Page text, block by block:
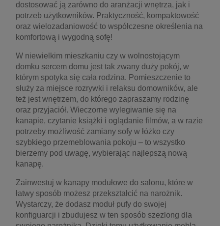
dostosować ją zarówno do aranżacji wnętrza, jak i
potrzeb użytkowników. Praktyczność, kompaktowość
oraz wielozadaniowość to współczesne określenia na
komfortową i wygodną sofę!
W niewielkim mieszkaniu czy w wolnostojącym
domku sercem domu jest tak zwany duży pokój, w
którym spotyka się cała rodzina. Pomieszczenie to
służy za miejsce rozrywki i relaksu domowników, ale
też jest wnętrzem, do którego zapraszamy rodzinę
oraz przyjaciół. Wieczorne wylegiwanie się na
kanapie, czytanie książki i oglądanie filmów, a w razie
potrzeby możliwość zamiany sofy w łóżko czy
szybkiego przemeblowania pokoju – to wszystko
bierzemy pod uwagę, wybierając najlepszą nową
kanapę.
Zainwestuj w kanapy modułowe do salonu, które w
łatwy sposób możesz przekształcić na narożnik.
Wystarczy, że dodasz moduł pufy do swojej
konfiguarcji i zbudujesz w ten sposób szezlong dla